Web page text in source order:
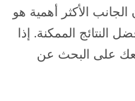
الأكثر أهمية هو
الممكنة. إذا
على البحث عن